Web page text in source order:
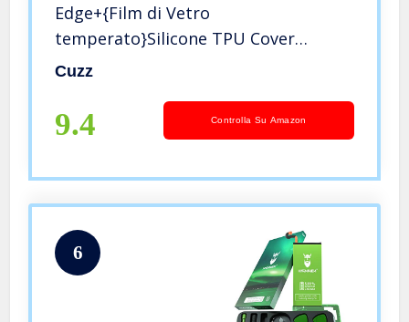
Edge+{Film di Vetro
temperato}Silicone TPU Cover
Morbida Protettiva Custodia Ultra
Cuzz
9.4 Controlla Su Amazon
6